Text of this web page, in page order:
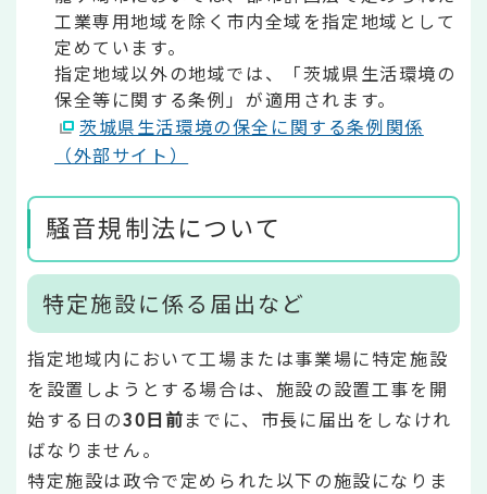
工業専用地域を除く市内全域を指定地域として
定めています。
指定地域以外の地域では、「茨城県生活環境の
保全等に関する条例」が適用されます。
茨城県生活環境の保全に関する条例関係
（外部サイト）
騒音規制法について
特定施設に係る届出など
指定地域内において工場または事業場に特定施設
を設置しようとする場合は、施設の設置工事を開
始する日の30日前までに、市長に届出をしなけれ
ばなりません。
特定施設は政令で定められた以下の施設になりま